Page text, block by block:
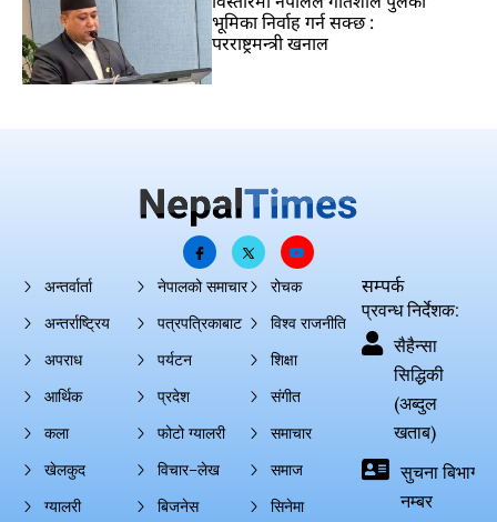
भूमिका निर्वाह गर्न सक्छ :
परराष्ट्रमन्त्री खनाल
अन्तर्वार्ता
अन्तर्राष्ट्रिय
अपराध
आर्थिक
कला
खेलकुद
ग्यालरी
नेपालको समाचार
पत्रपत्रिकाबाट
पर्यटन
प्रदेश
फोटो ग्यालरी
विचार–लेख
बिजनेस
रोचक
विश्व राजनीति
शिक्षा
संगीत
समाचार
समाज
सिनेमा
सम्पर्क
प्रवन्ध निर्देशक:
सैहैन्सा
सिद्धिकी
(अब्दुल
खताब)
सुचना बिभाग
नम्बर